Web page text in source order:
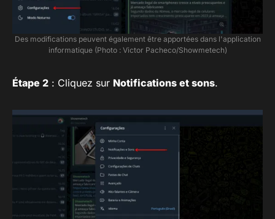
Des modifications peuvent également être apportées dans l'application
informatique (Photo : Victor Pacheco/Showmetech)
Étape 2 : Cliquez sur Notifications et sons.